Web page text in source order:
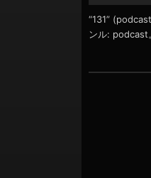
ョ
ン
ー
ヤ
ー
“131”
ンル: podcast。